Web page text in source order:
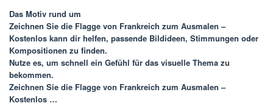
Das Motiv rund um
Zeichnen Sie die Flagge von Frankreich zum Ausmalen –
Kostenlos kann dir helfen, passende Bildideen, Stimmungen oder
Kompositionen zu finden.
Nutze es, um schnell ein Gefühl für das visuelle Thema zu
bekommen.
Zeichnen Sie die Flagge von Frankreich zum Ausmalen –
Kostenlos …